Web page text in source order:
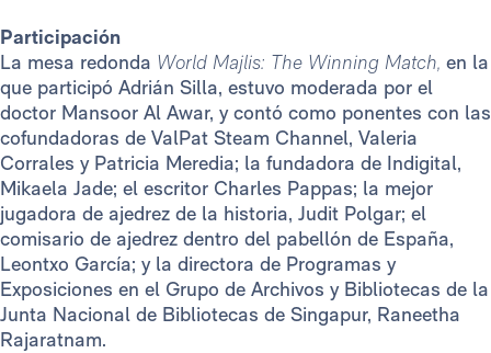
Participación
La mesa redonda World Majlis: The Winning Match, en la
que participó Adrián Silla, estuvo moderada por el
doctor Mansoor Al Awar, y contó como ponentes con las
cofundadoras de ValPat Steam Channel, Valeria
Corrales y Patricia Meredia; la fundadora de Indigital,
Mikaela Jade; el escritor Charles Pappas; la mejor
jugadora de ajedrez de la historia, Judit Polgar; el
comisario de ajedrez dentro del pabellón de España,
Leontxo García; y la directora de Programas y
Exposiciones en el Grupo de Archivos y Bibliotecas de la
Junta Nacional de Bibliotecas de Singapur, Raneetha
Rajaratnam.